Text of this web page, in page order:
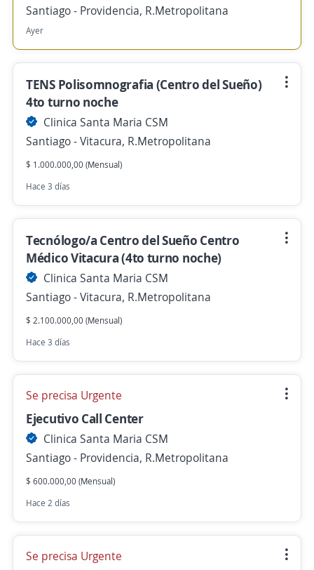
Santiago - Providencia, R.Metropolitana
Ayer
TENS Polisomnografia (Centro del Sueño)
4to turno noche
Clinica Santa Maria CSM
Santiago - Vitacura, R.Metropolitana
$ 1.000.000,00 (Mensual)
Hace 3 días
Tecnólogo/a Centro del Sueño Centro
Médico Vitacura (4to turno noche)
Clinica Santa Maria CSM
Santiago - Vitacura, R.Metropolitana
$ 2.100.000,00 (Mensual)
Hace 3 días
Se precisa Urgente
Ejecutivo Call Center
Clinica Santa Maria CSM
Santiago - Providencia, R.Metropolitana
$ 600.000,00 (Mensual)
Hace 2 días
Se precisa Urgente